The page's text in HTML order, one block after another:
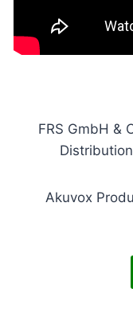
FRS GmbH &
Akuvox